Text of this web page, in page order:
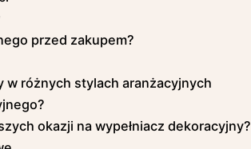
przed zakupem?
w różnych stylach aranżacyjnych
okazji na wypełniacz dekoracyjny?